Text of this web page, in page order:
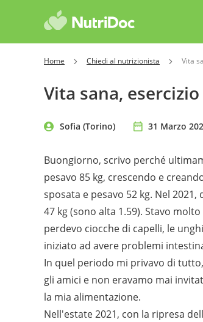
Home Chiedi al nutrizionista Vita
Vita sana,
Sofia (Torino) 31 Marzo
Buongiorno, scrivo perché
pesavo 85 kg, crescendo e
sposata e pesavo 52 kg. Nel
47 kg (sono alta 1.59). Stavo
perdevo ciocche di capelli, le
iniziato ad avere problemi
In quel periodo mi privavo di
gli amici e non eravamo mai
la mia alimentazione.
Nell'estate 2021, con la ripresa